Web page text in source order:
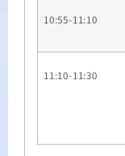
10:55-11:10
11:10-11:30